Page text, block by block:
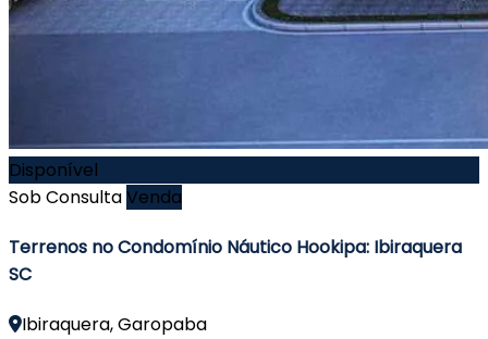
Disponível
Sob ConsultaVenda
Terrenos no Condomínio Náutico Hookipa: Ibiraquera
SC
Ibiraquera, Garopaba